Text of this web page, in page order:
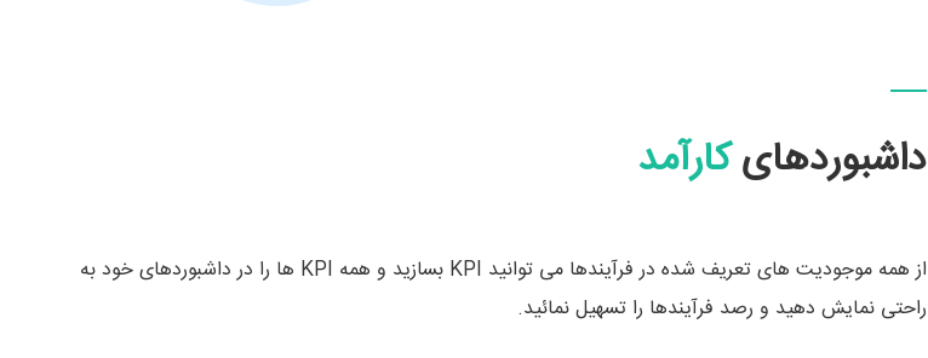
داشبوردهایکارآمد
از همه موجودیت های تعریف شده در فرآیندها می توانید KPI بسازید و همه KPI ها را در داشبوردهای خود به
راحتی نمایش دهید و رصد فرآیندها را تسهیل نمائید.